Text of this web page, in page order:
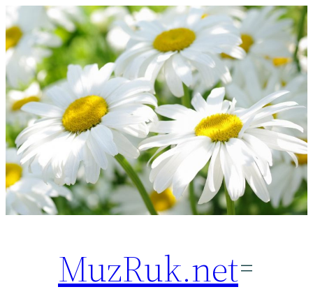
Перейти
к
содержимому
MuzRuk.net